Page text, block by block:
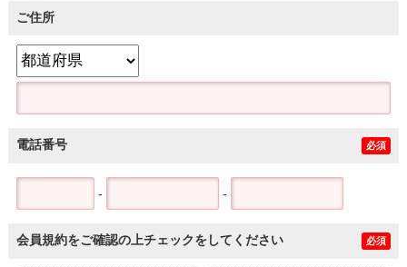
ご住所
電話番号 必須
- -
会員規約をご確認の上チェックをしてください 必須